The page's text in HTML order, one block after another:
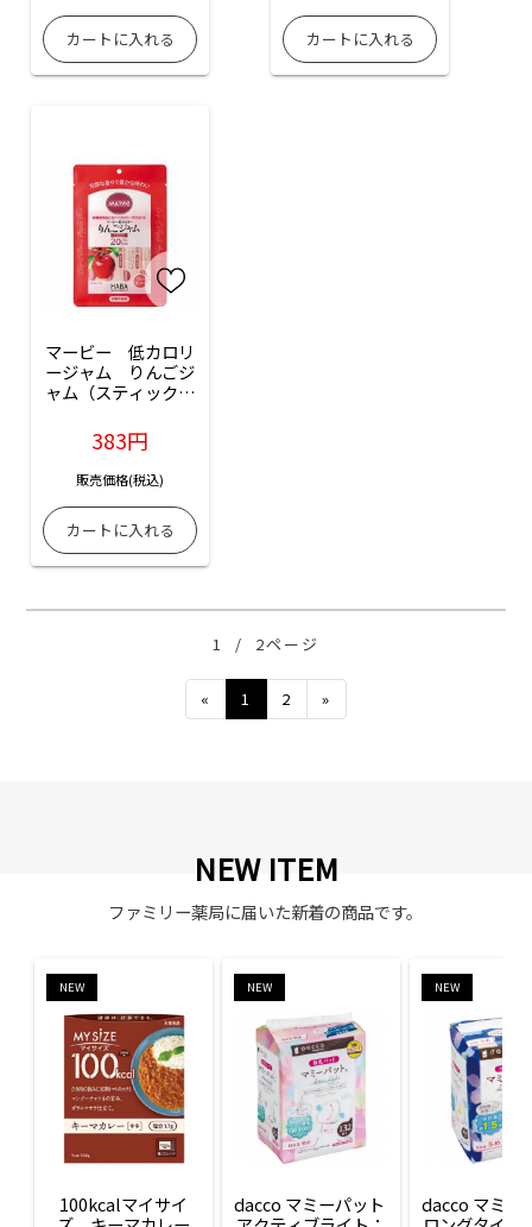
マービー　低カロリ
ージャム　りんごジ
ャム（スティックタ
383円
販売価格(税込)
1 / 2ページ
« Previous
1 2 »
NEW ITEM
ファミリー薬局に届いた新着の商品です。
NEW
100kcalマイサイ
NEW
dacco マミーパット
NEW
dacco マミー